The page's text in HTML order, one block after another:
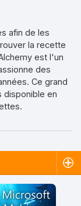
afin de les
la recette
est l'un
des
Ce grand
disponible en